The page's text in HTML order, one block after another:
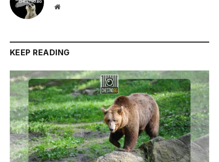
Website
KEEP READING